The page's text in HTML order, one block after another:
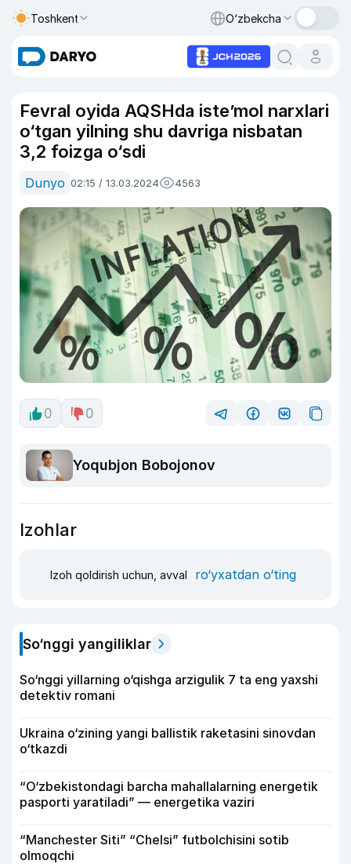
Toshkent O‘zbekcha
Fevral oyida AQSHda iste’mol narxlari
o‘tgan yilning shu davriga nisbatan
3,2 foizga o‘sdi
Dunyo 02:15 / 13.03.2024 4563
0 0
Yoqubjon Bobojonov
Izohlar
Izoh qoldirish uchun, avval ro‘yxatdan o‘ting
So‘nggi yangiliklar
So‘nggi yillarning o‘qishga arzigulik 7 ta eng yaxshi
detektiv romani
Ukraina o‘zining yangi ballistik raketasini sinovdan
o‘tkazdi
“O‘zbekistondagi barcha mahallalarning energetik
pasporti yaratiladi” — energetika vaziri
“Manchester Siti” “Chelsi” futbolchisini sotib
olmoqchi